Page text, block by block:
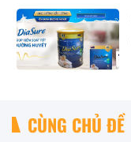
CÙNG CHỦ ĐỀ